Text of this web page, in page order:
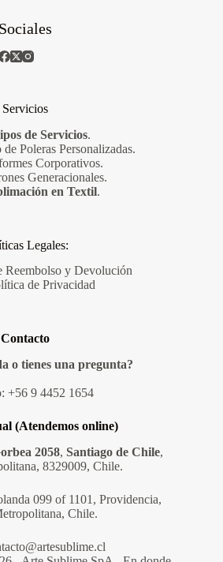
Sociales
Servicios
de Servicios.
de Poleras Personalizadas.
Corporativos.
Generacionales.
en Textil.
Legales:
Reembolso y Devolución
de Privacidad
Contacto
o tienes una pregunta?
+56 9 4452 1654
(Atendemos online)
2058,Santiago de Chile,
8329009, Chile.
099 of 1101, Providencia,
Chile.